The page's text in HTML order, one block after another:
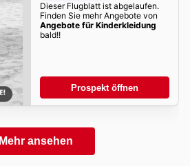
Dieser Flugblatt ist abgelaufen.
Finden Sie mehr Angebote von
Angebote für Kinderkleidung
bald!!
Prospekt öffnen
Mehr ansehen